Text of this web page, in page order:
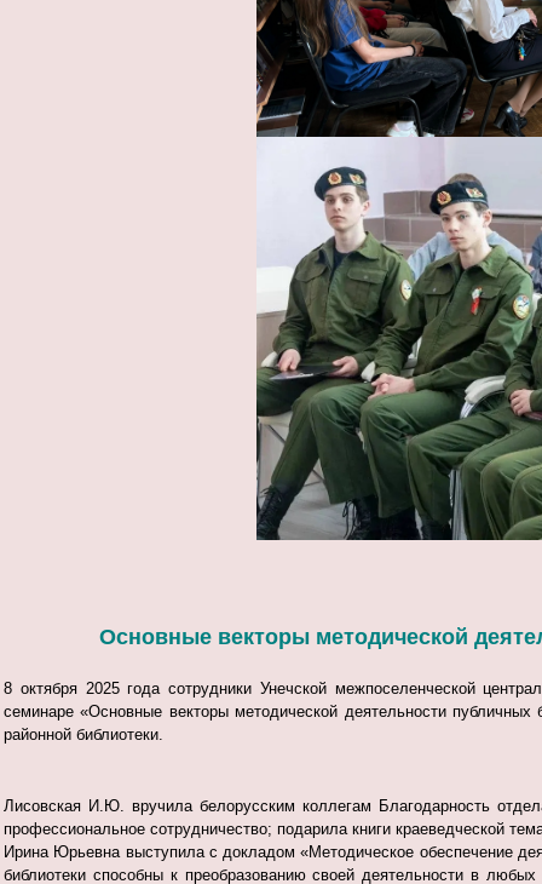
Основные векторы методической
8 октября 2025 года сотрудники Унечской межпоселенческой
семинаре «Основные векторы методической деятельности
районной библиотеки.
Лисовская И.Ю. вручила белорусским коллегам Благодарность
профессиональное сотрудничество; подарила книги краеведческой
Ирина Юрьевна выступила с докладом «Методическое обеспечение
библиотеки способны к преобразованию своей деятельности в